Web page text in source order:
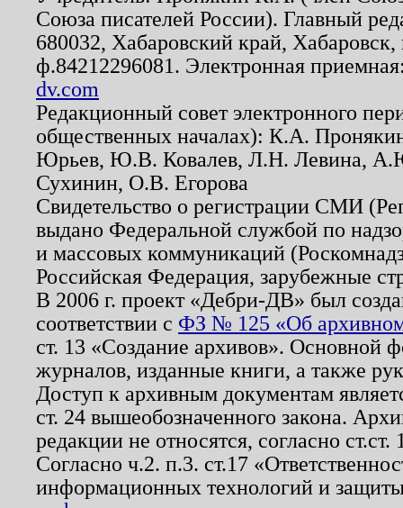
Союза писателей России). Главный
680032, Хабаровский край,
ф.84212296081. Электронная
dv.com
Редакционный совет электронного
общественных началах): К.А.
Юрьев, Ю.В. Ковалев, Л.Н. Левина,
Сухинин, О.В. Егорова
Свидетельство о регистрации СМИ
выдано Федеральной службой по
и массовых коммуникаций
Российская Федерация, зарубежные
В 2006 г. проект «Дебри-ДВ» был
соответствии с ФЗ № 125 «Об
ст. 13 «Создание архивов». Основной
журналов, изданные книги, а также
Доступ к архивным документам
ст. 24 вышеобозначенного закона.
редакции не относятся, согласно
Согласно ч.2. п.3. ст.17
информационных технологий и